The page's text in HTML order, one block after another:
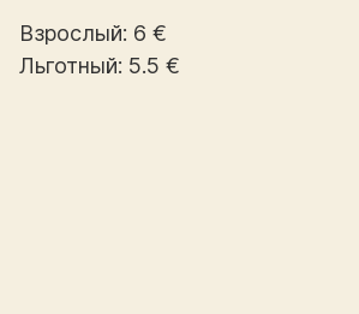
Взрослый: 6 €
Льготный: 5.5 €